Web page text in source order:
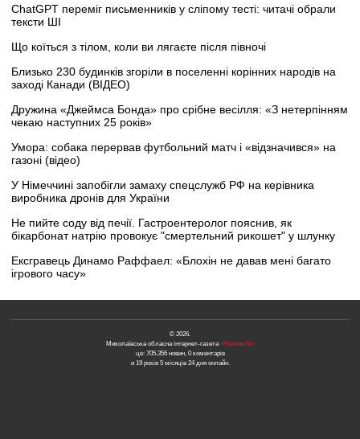
ChatGPT переміг письменників у сліпому тесті: читачі обрали
тексти ШІ
Що коїться з тілом, коли ви лягаєте після півночі
Близько 230 будинків згоріли в поселенні корінних народів на
заході Канади (ВІДЕО)
Дружина «Джеймса Бонда» про срібне весілля: «З нетерпінням
чекаю наступних 25 років»
Умора: собака перервав футбольний матч і «відзначився» на
газоні (відео)
У Німеччині запобігли замаху спецслужб РФ на керівника
виробника дронів для України
Не пийте соду від печії. Гастроентеролог пояснив, як
бікарбонат натрію провокує "смертельний рикошет" у шлунку
Ексгравець Динамо Раффаел: «Блохін не давав мені багато
ігрового часу»
© 2026.
Миколаївська обласна інтернет-газета «Новини N»
це: 705,356 новин, 0 коментарів
и 19 років 5 місяців 24 дня онлайн.